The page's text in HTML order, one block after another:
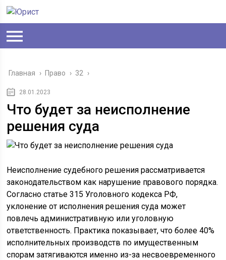
Главная › Право › 32 ›
28.01.2023
Что будет за неисполнение
решения суда
Неисполнение судебного решения рассматривается
законодательством как нарушение правового порядка.
Согласно статье 315 Уголовного кодекса РФ,
уклонение от исполнения решения суда может
повлечь административную или уголовную
ответственность. Практика показывает, что более 40%
исполнительных производств по имущественным
спорам затягиваются именно из-за несвоевременного